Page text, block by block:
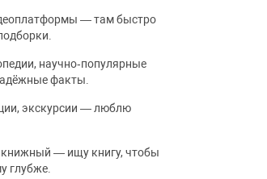
— там быстро
научно‑популярные
факты.
экскурсии — люблю
книжный — ищу книгу, чтобы
глубже.